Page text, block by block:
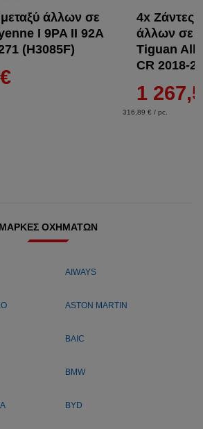
άλλων σε
I 9PA II 92A
(H3085F)
4x Ζάντες
άλλων σε
Tiguan
CR 2018-
1
316,89 € / pc.
ΜΆΡΚΕΣ ΟΧΗΜΆΤΩΝ
AIWAYS
ASTON MARTIN
BAIC
BMW
BYD